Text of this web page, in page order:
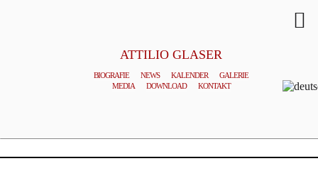
ATTILIO GLASER
BIOGRAFIE NEWS KALENDER
GALERIE
MEDIA
DOWNLOAD KONTAKT
Tenor
© SIMON PAULY